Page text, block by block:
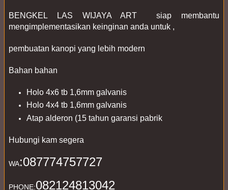
BENGKEL LAS WIJAYA ART  siap membantu
mengimplementasikan keinginan anda untuk ,
pembuatan kanopi yang lebih modern
Bahan bahan
Holo 4x6 tb 1,6mm galvanis
Holo 4x4 tb 1,6mm galvanis
Atap alderon (15 tahun garansi pabrik
Hubungi kam segera
WA:087774757727
PHONE:082124813042